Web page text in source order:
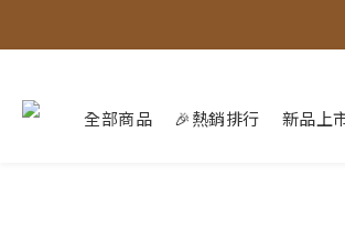
全部商品 🎉熱銷排行 新品上